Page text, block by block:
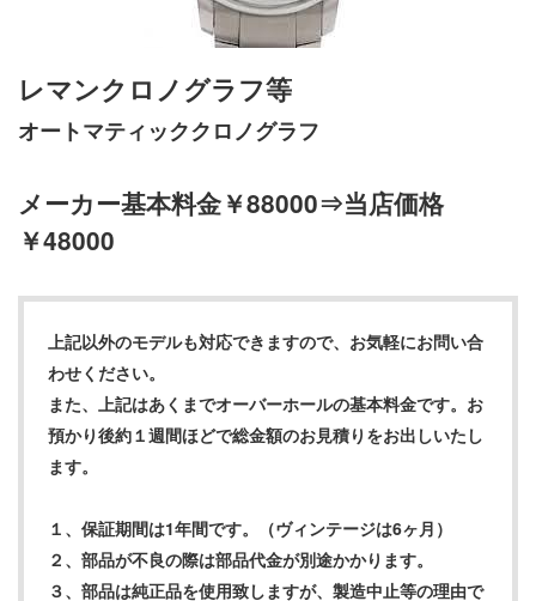
レマンクロノグラフ等
オートマティッククロノグラフ
メーカー基本料金￥88000⇒当店価格
￥48000
上記以外のモデルも対応できますので、お気軽にお問い合
わせください。
また、上記はあくまでオーバーホールの基本料金です。お
預かり後約１週間ほどで総金額のお見積りをお出しいたし
ます。
１、保証期間は1年間です。（ヴィンテージは6ヶ月）
２、部品が不良の際は部品代金が別途かかります。
３、部品は純正品を使用致しますが、製造中止等の理由で